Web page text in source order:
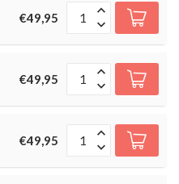
€49,95
€49,95
€49,95